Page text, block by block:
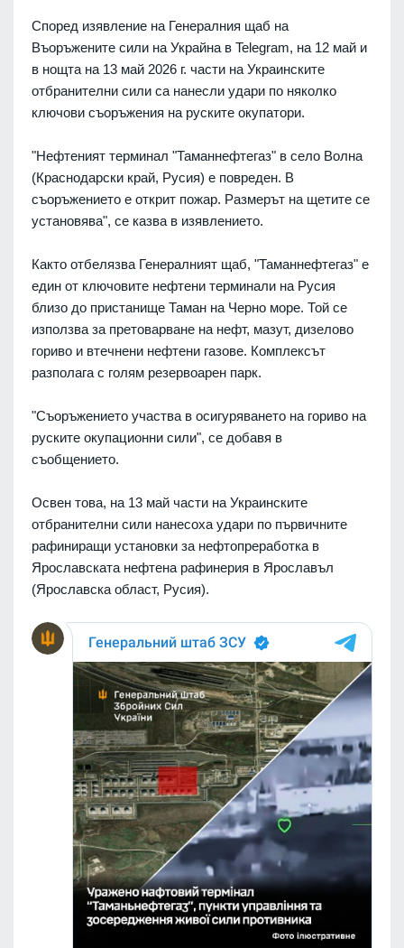
Според изявление на Генералния щаб на
Въоръжените сили на Украйна в Telegram, на 12 май и
в нощта на 13 май 2026 г. части на Украинските
отбранителни сили са нанесли удари по няколко
ключови съоръжения на руските окупатори.
"Нефтеният терминал "Таманнефтегаз" в село Волна
(Краснодарски край, Русия) е повреден. В
съоръжението е открит пожар. Размерът на щетите се
установява", се казва в изявлението.
Както отбелязва Генералният щаб, "Таманнефтегаз" е
един от ключовите нефтени терминали на Русия
близо до пристанище Таман на Черно море. Той се
използва за претоварване на нефт, мазут, дизелово
гориво и втечнени нефтени газове. Комплексът
разполага с голям резервоарен парк.
"Съоръжението участва в осигуряването на гориво на
руските окупационни сили", се добавя в
съобщението.
Освен това, на 13 май части на Украинските
отбранителни сили нанесоха удари по първичните
рафиниращи установки за нефтопреработка в
Ярославската нефтена рафинерия в Ярославъл
(Ярославска област, Русия).